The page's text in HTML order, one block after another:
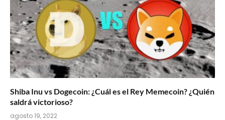
Shiba Inu vs Dogecoin: ¿Cuál es el Rey Memecoin? ¿Quién
saldrá victorioso?
agosto 19, 2022